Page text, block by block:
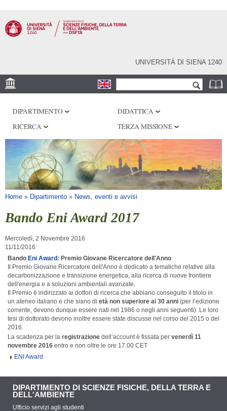
contenuto
principale
UNIVERSITÀ DI SIENA 1240
Form di ricerca
MUSEI
OSSERVATORIO
BIBLIOTECHE
SERVIZI
DIPARTIMENTO
DIDATTICA
RICERCA
TERZA MISSIONE
Tu sei qui
Home » Dipartimento » News, eventi e avvisi
Bando Eni Award 2017
Mercoledì, 2 Novembre 2016
11/11/2016
Bando Eni Award : Premio Giovane Ricercatore dell'Anno
Il Premio Giovane Ricercatore dell'Anno è dedicato a tematiche relative alla
decarbonizzazione e transizione energetica, alla ricerca di nuove frontiere
dell'energia e a soluzioni ambientali avanzate.
Il Premio è indirizzato ai dottori di ricerca che abbiano conseguito il titolo in
un ateneo italiano e che siano di età non superiore ai 30 anni (per l’edizione
corrente, devono dunque essere nati nel 1986 o negli anni seguenti). Le loro
tesi di dottorato devono inoltre essere state discusse nel corso del 2015 o del
2016.
La scadenza per la registrazione dell’account è fissata per venerdì 11
novembre 2016 entro e non oltre le ore 17.00 CET
ENI Award
DIPARTIMENTO DI SCIENZE FISICHE, DELLA TERRA E
DELL'AMBIENTE
Ufficio servizi agli studenti